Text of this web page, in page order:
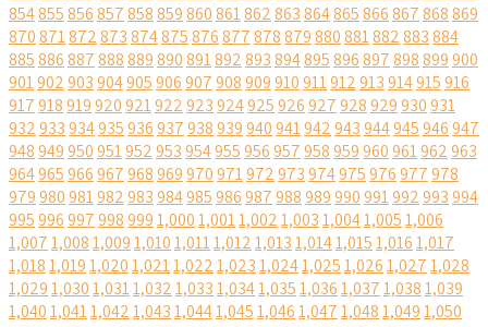
854855856857858859860861862863864865866867868869
870871872873874875876877878879880881882883884
885886887888889890891892893894895896897898899900
901902903904905906907908909910911912913914915916
917918919920921922923924925926927928929930931
932933934935936937938939940941942943944945946947
948949950951952953954955956957958959960961962963
964965966967968969970971972973974975976977978
979980981982983984985986987988989990991992993994
9959969979989991,0001,0011,0021,0031,0041,0051,006
1,0071,0081,0091,0101,0111,0121,0131,0141,0151,0161,017
1,0181,0191,0201,0211,0221,0231,0241,0251,0261,0271,028
1,0291,0301,0311,0321,0331,0341,0351,0361,0371,0381,039
1,0401,0411,0421,0431,0441,0451,0461,0471,0481,0491,050